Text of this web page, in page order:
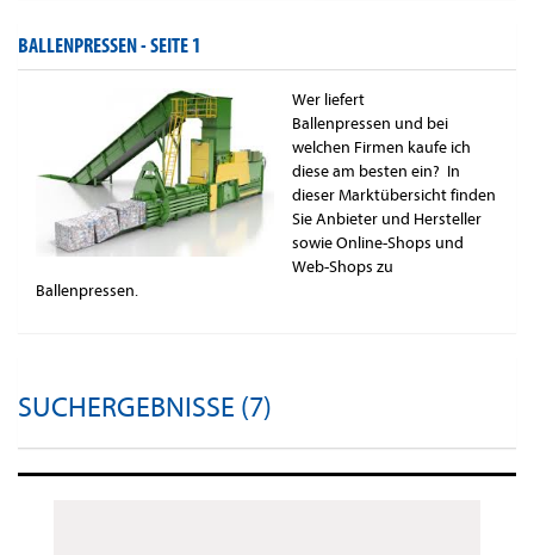
BALLENPRESSEN -SEITE 1
Wer liefert
Ballenpressen und bei
welchen Firmen kaufe ich
diese am besten ein? In
dieser Marktübersicht finden
Sie Anbieter und Hersteller
sowie Online-Shops und
Web-Shops zu
Ballenpressen.
SUCHERGEBNISSE (7)